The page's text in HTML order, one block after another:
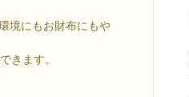
境にもお財布にもや
きます。